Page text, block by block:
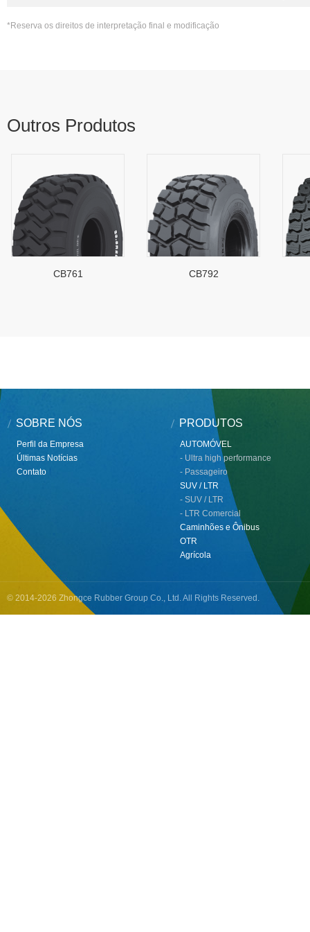
*Reserva os direitos de interpretação final e modificação
Outros Produtos
CB761 CB792
SOBRE NÓS
Perfil da Empresa
Últimas Notícias
Contato
PRODUTOS
AUTOMÓVEL
- Ultra high performance
- Passageiro
SUV / LTR
- SUV / LTR
- LTR Comercial
Caminhões e Ônibus
OTR
Agrícola
© 2014-2026 Zhongce Rubber Group Co., Ltd. All Rights Reserved.